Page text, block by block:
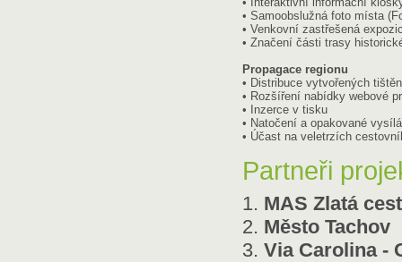
• Samoobslužná foto místa
• Venkovní zastřešená
• Značení části trasy
Propagace regionu
• Distribuce vytvořených
• Rozšíření nabídky webové
• Inzerce v tisku
• Natočení a opakované
• Účast na veletrzích
Partneři
1. MAS Zlatá
2. Město Tachov
3. Via Carolina -